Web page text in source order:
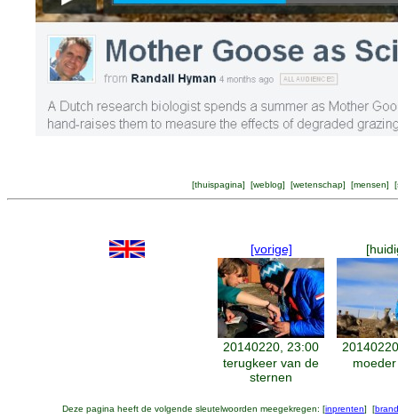
[thuispagina] [weblog] [wetenschap] [mensen] [
[vorige]
20140220, 23:00
terugkeer van de
sternen
Deze pagina heeft de volgende sleutelwoorden meegekregen: [inprenten] [